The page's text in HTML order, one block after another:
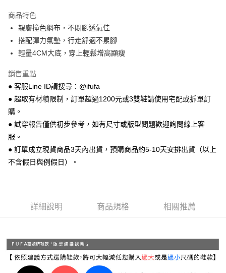
悠遊付
Google Pay
全盈+PAY
AFTEE先享後付
相關說明
【關於「AFTEE先享後付」】
AFTEE先享後付是「在收到商品之後才付款」的支付方式。 讓您購物簡單
１．簡單：不需註冊會員、不需綁卡、不需儲值。
２．便利：只要手機號碼，簡訊認證，即可結帳。
３．安心：先確認商品／服務後，再付款。
【「AFTEE先享後付」結帳流程】
ATM／網路銀行／等多元方式進行付款，方視為交易完成。
※ 交易是否成功請以「AFTEE先享後付 」之結帳頁面顯示為準，若有關於
是否繳費成功／繳費後需取消欲退款等相關疑問，請聯繫「AFTEE先享後付
ATM付款
全家 取貨付款
每筆NT$70，滿NT$999(含以上)免運費
7-11 取貨付款
付款後 7-11取貨
每筆NT$70，滿NT$999(含以上)免運費
商品特色
親膚撞色網布，不悶腳透氣佳
搭配彈力氣墊，行走舒適不累腳
輕量4CM大底，穿上輕鬆增高顯瘦
銷售重點
● 客服Line ID請搜尋：@ifufa
● 超取有材積限制，訂單超過1200元或3雙鞋請使用宅配或拆單訂
購。
● 試穿報告僅供初步參考，如有尺寸或版型問題歡迎詢問線上客
服。
● 訂單成立現貨商品3天內出貨，預購商品約5-10天安排出貨（以上
不含假日與例假日）。
詳細說明 商品規格 相關推薦